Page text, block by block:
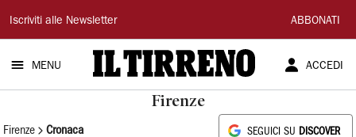
Il
Tirreno
Iscriviti alle Newsletter ABBONATI
MENU ACCEDI
Firenze
Firenze Cronaca SEGUICI SU DISCOVER